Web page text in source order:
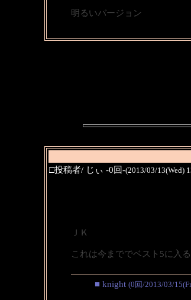
明るいバージョン
□投稿者/ じぃ -0回-(2013/03/13(Wed)
ＪＫ
これは今まででベスト5に入
■ knight (0回/2013/03/